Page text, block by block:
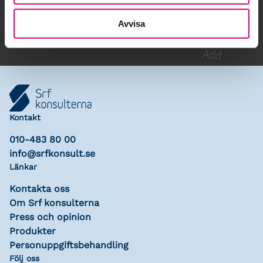
Avvisa
Lägg till i kalender
Kontakt
010-483 80 00
info@srfkonsult.se
Länkar
Kontakta oss
Om Srf konsulterna
Press och opinion
Produkter
Personuppgiftsbehandling
Följ oss